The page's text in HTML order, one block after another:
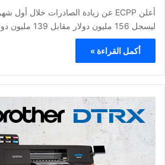
ليسجل 156 مليون دولار مقابل 139 مليون دولار…
أكمل القراءة »